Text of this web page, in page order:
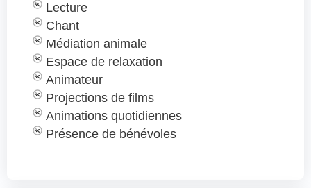
Lecture
Chant
Médiation animale
Espace de relaxation
Animateur
Projections de films
Animations quotidiennes
Présence de bénévoles